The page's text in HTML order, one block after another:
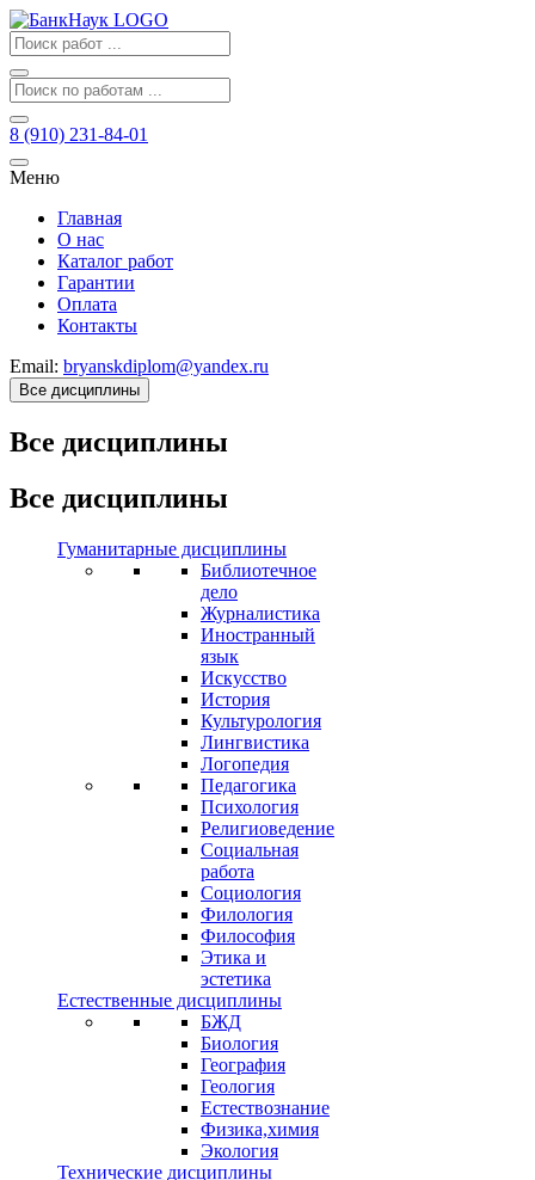
8 (910) 231-84-01
Меню
Главная
О нас
Каталог работ
Гарантии
Оплата
Контакты
Email: bryanskdiplom@yandex.ru
Все дисциплины
Все дисциплины
Все дисциплины
Гуманитарные дисциплины
Библиотечное
дело
Журналистика
Иностранный
язык
Искусство
История
Культурология
Лингвистика
Логопедия
Педагогика
Психология
Религиоведение
Социальная
работа
Социология
Филология
Философия
Этика и
эстетика
Естественные дисциплины
БЖД
Биология
География
Геология
Естествознание
Физика,химия
Экология
Технические дисциплины